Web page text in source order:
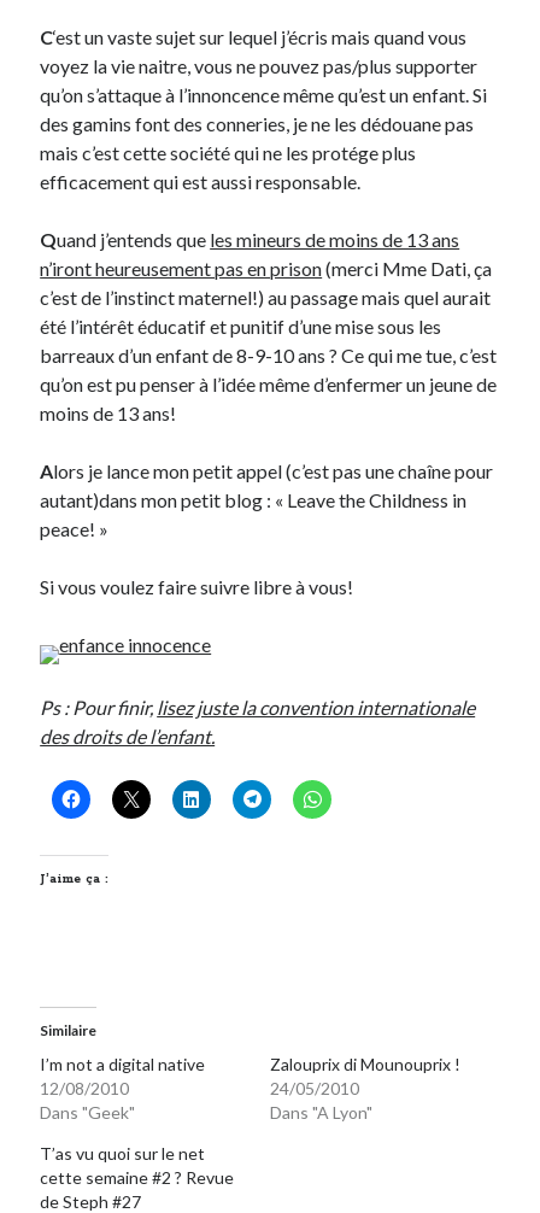
Bon plan du dimanche
Coup de coeur
Daddy
Engagé
Geek
Green
Lectures
Lyon
Lyon à Livre Ouvert
Mini-monsieur
Non classé
Parole de Follower
Patchwork
Post inutile
Proust
Sons
Tavukoi
C‘est un vaste sujet sur lequel j’écris mais quand vous
voyez la vie naitre, vous ne pouvez pas/plus supporter
qu’on s’attaque à l’innoncence même qu’est un enfant. Si
des gamins font des conneries, je ne les dédouane pas
mais c’est cette société qui ne les protége plus
efficacement qui est aussi responsable.
Quand j’entends que les mineurs de moins de 13 ans
n’iront heureusement pas en prison(merci Mme Dati, ça
c’est de l’instinct maternel!) au passage mais quel aurait
été l’intérêt éducatif et punitif d’une mise sous les
barreaux d’un enfant de 8-9-10 ans ? Ce qui me tue, c’est
qu’on est pu penser à l’idée même d’enfermer un jeune de
moins de 13 ans!
Alors je lance mon petit appel (c’est pas une chaîne pour
autant)dans mon petit blog : « Leave the Childness in
peace! »
Si vous voulez faire suivre libre à vous!
Ps : Pour finir, lisez juste la convention internationale
des droits de l’enfant.
J’aime ça :
Similaire
I’m not a digital native
12/08/2010
Dans "Geek"
Zalouprix di Mounouprix !
24/05/2010
Dans "A Lyon"
T’as vu quoi sur le net
cette semaine #2 ? Revue
de Steph #27